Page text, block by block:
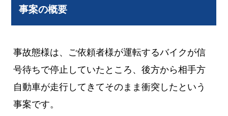
事案の概要
事故態様は、ご依頼者様が運転するバイクが信
号待ちで停止していたところ、後方から相手方
自動車が走行してきてそのまま衝突したという
事案です。